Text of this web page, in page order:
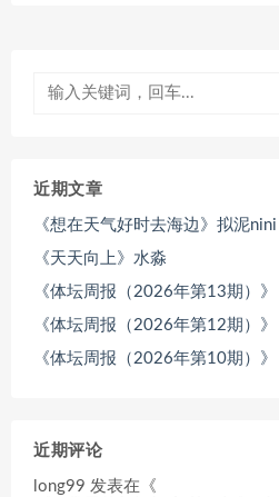
近期文章
《想在天气好时去海边》拟泥nini
《天天向上》水淼
《体坛周报（2026年第13期）》
《体坛周报（2026年第12期）》
《体坛周报（2026年第10期）》
近期评论
long99 发表在《